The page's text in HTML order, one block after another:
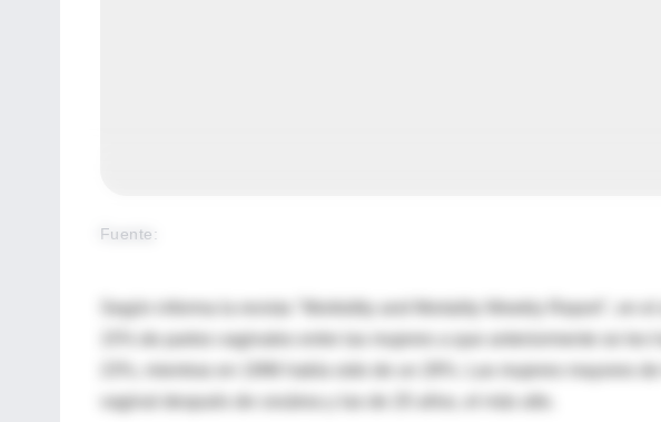
Fuente:
Según informa la revista "Morbidity and Mortality Weekly Report", en
15% de partos vaginales entre las mujeres a que anteriormente se les
23%, mientras en 1996 había sido de un 28%. Las mujeres mayores
vaginal después de cesárea y las de 20 años, el más alto.